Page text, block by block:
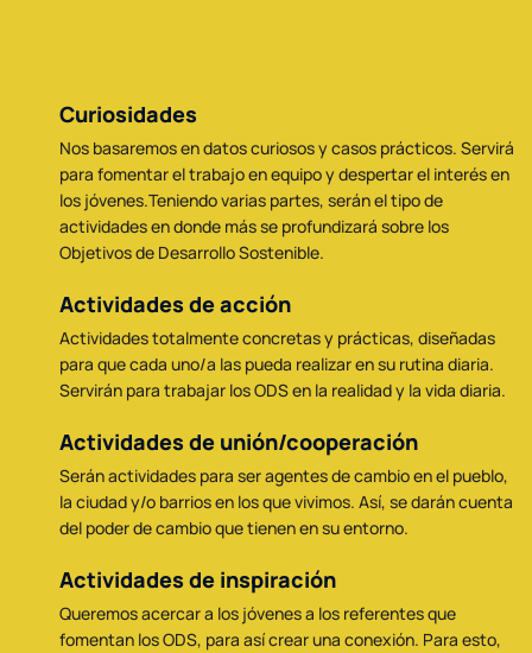
Curiosidades
Nos basaremos en datos curiosos y casos prácticos. Servirá
para fomentar el trabajo en equipo y despertar el interés en
los jóvenes.Teniendo varias partes, serán el tipo de
actividades en donde más se profundizará sobre los
Objetivos de Desarrollo Sostenible.
Actividades de acción
Actividades totalmente concretas y prácticas, diseñadas
para que cada uno/a las pueda realizar en su rutina diaria.
Servirán para trabajar los ODS en la realidad y la vida diaria.
Actividades de unión/cooperación
Serán actividades para ser agentes de cambio en el pueblo,
la ciudad y/o barrios en los que vivimos. Así, se darán cuenta
del poder de cambio que tienen en su entorno.
Actividades de inspiración
Queremos acercar a los jóvenes a los referentes que
fomentan los ODS, para así crear una conexión. Para esto,